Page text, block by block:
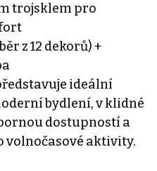
trojsklem pro
z 12 dekorů) +
ideální
bydlení, v klidné
dostupností a
aktivity.